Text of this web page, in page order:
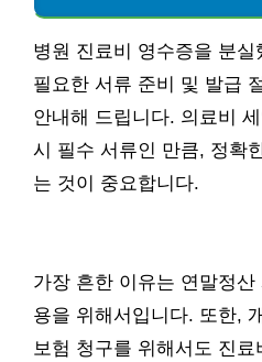
병원 진료비 영수증을 분
필요한 서류 준비 및 발급
안내해 드립니다. 의료비
시 필수 서류인 만큼, 정확
는 것이 중요합니다.
가장 흔한 이유는 연말정
용을 위해서입니다. 또한,
보험 청구를 위해서도 진